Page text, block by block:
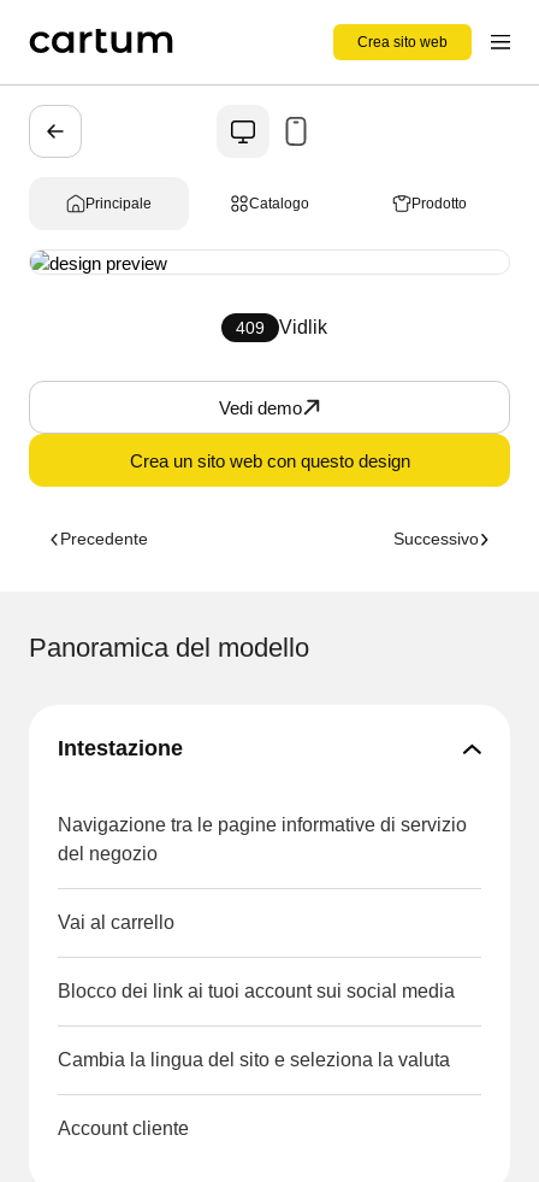
Crea sito web
Principale Catalogo Prodotto
409 Vidlik
Vedi demo
Crea un sito web con questo design
Precedente Successivo
Panoramica del modello
Intestazione
Navigazione tra le pagine informative di servizio
del negozio
Vai al carrello
Blocco dei link ai tuoi account sui social media
Cambia la lingua del sito e seleziona la valuta
Account cliente